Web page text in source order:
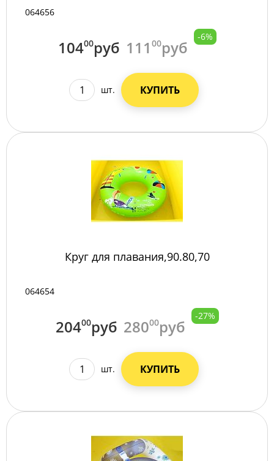
064656
10400руб 111 00руб
-6%
шт. КУПИТЬ
Круг для плавания,90.80,70
064654
20400руб 28000руб
-27%
шт. КУПИТЬ